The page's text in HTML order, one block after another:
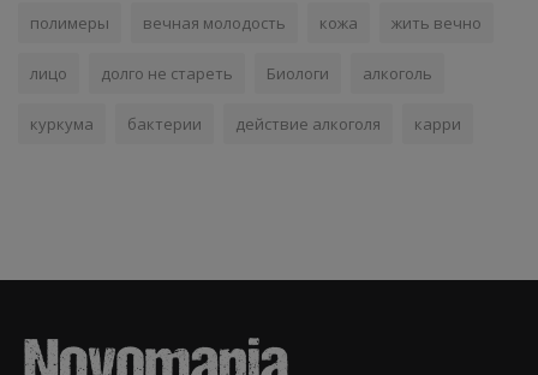
полимеры вечная молодость кожа жить вечно
лицо долго не стареть Биологи алкоголь
куркума бактерии действие алкоголя карри